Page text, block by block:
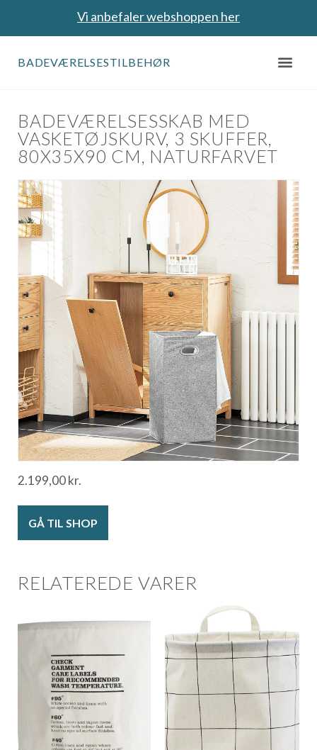
Vi anbefaler webshoppen her
BADEVÆRELSESTILBEHØR
BADEVÆRELSESSKAB MED
VASKETØJSKURV, 3 SKUFFER,
80X35X90 CM, NATURFARVET
2.199,00kr.
GÅ TIL SHOP
RELATEREDE VARER